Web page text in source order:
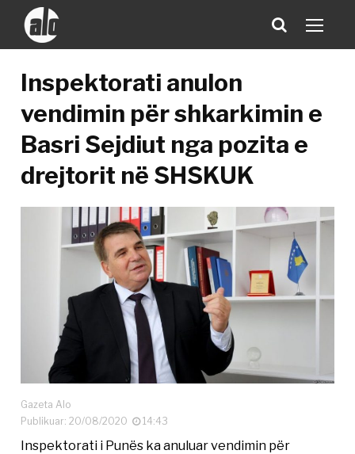
Inspektorati anulon
vendimin për shkarkimin e
Basri Sejdiut nga pozita e
drejtorit në SHSKUK
Gazeta Alo
Publikuar: 20/08/2020
14:43
Inspektorati i Punës ka anuluar vendimin për